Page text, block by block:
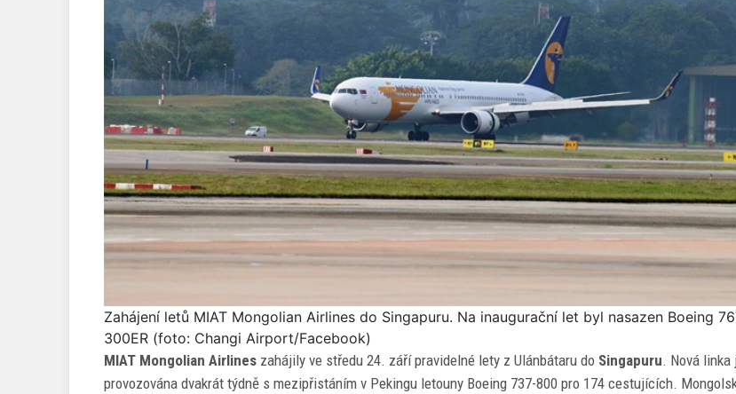
Zahájení letů MIAT Mongolian Airlines do Singapuru. Na inaugurační let byl nasazen Boeing
300ER (foto: Changi Airport/Facebook)
MIAT Mongolian Airlines zahájily ve středu 24. září pravidelné lety z Ulánbátaru do Singapuru. Nová linka
provozována dvakrát týdně s mezipřistáním v Pekingu letouny Boeing 737-800 pro 174 cestujících.